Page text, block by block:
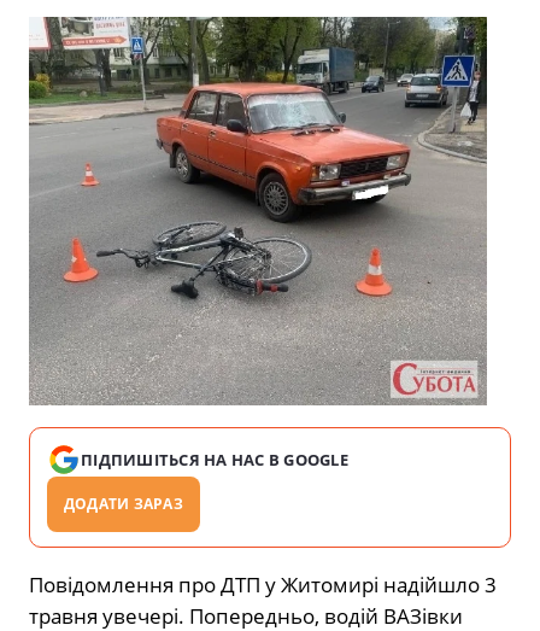
ПІДПИШІТЬСЯ НА НАС В GOOGLE
ДОДАТИ ЗАРАЗ
Повідомлення про ДТП у Житомирі надійшло 3
травня увечері. Попередньо, водій ВАЗівки